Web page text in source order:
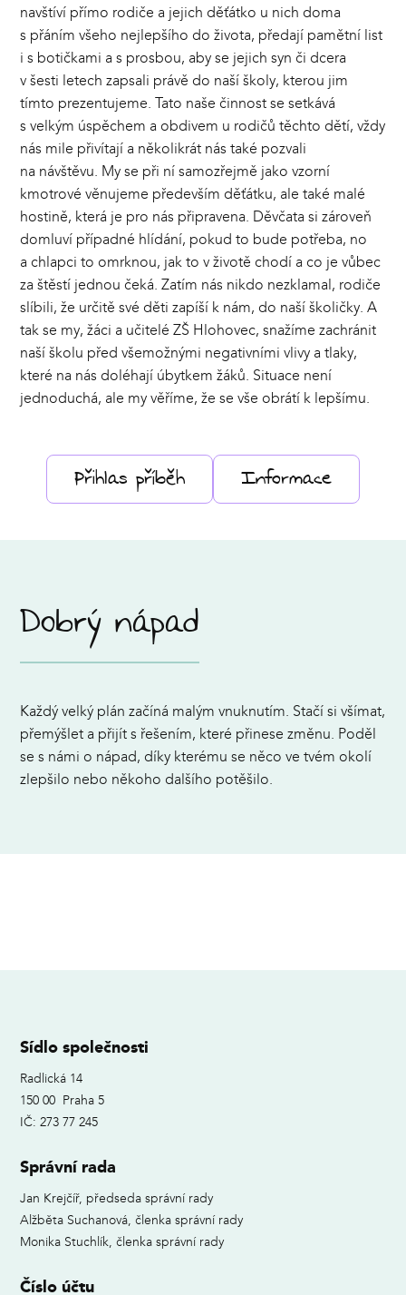
navštíví přímo rodiče a jejich děťátko u nich doma
s přáním všeho nejlepšího do života, předají pamětní list
i s botičkami a s prosbou, aby se jejich syn či dcera
v šesti letech zapsali právě do naší školy, kterou jim
tímto prezentujeme. Tato naše činnost se setkává
s velkým úspěchem a obdivem u rodičů těchto dětí, vždy
nás mile přivítají a několikrát nás také pozvali
na návštěvu. My se při ní samozřejmě jako vzorní
kmotrové věnujeme především děťátku, ale také malé
hostině, která je pro nás připravena. Děvčata si zároveň
domluví případné hlídání, pokud to bude potřeba, no
a chlapci to omrknou, jak to v životě chodí a co je vůbec
za štěstí jednou čeká. Zatím nás nikdo nezklamal, rodiče
slíbili, že určitě své děti zapíší k nám, do naší školičky. A
tak se my, žáci a učitelé ZŠ Hlohovec, snažíme zachránit
naší školu před všemožnými negativními vlivy a tlaky,
které na nás doléhají úbytkem žáků. Situace není
jednoduchá, ale my věříme, že se vše obrátí k lepšímu.
Přihlas příběh Informace
Dobrý nápad
Každý velký plán začíná malým vnuknutím. Stačí si všímat,
přemýšlet a přijít s řešením, které přinese změnu. Poděl
se s námi o nápad, díky kterému se něco ve tvém okolí
zlepšilo nebo někoho dalšího potěšilo.
Sídlo společnosti
Radlická 14
150 00 Praha 5
IČ: 273 77 245
Správní rada
Jan Krejčíř, předseda správní rady
Alžběta Suchanová, členka správní rady
Monika Stuchlík, členka správní rady
Číslo účtu